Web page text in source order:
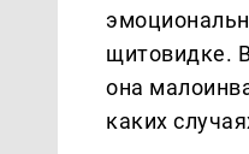
щитовидке.
она
каких